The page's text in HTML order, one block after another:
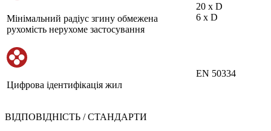
Мінімальний радіус згину обмежена
рухомість нерухоме застосування
20 х D
6 х D
Цифрова ідентифікація жил
EN 50334
ВІДПОВІДНІСТЬ / СТАНДАРТИ